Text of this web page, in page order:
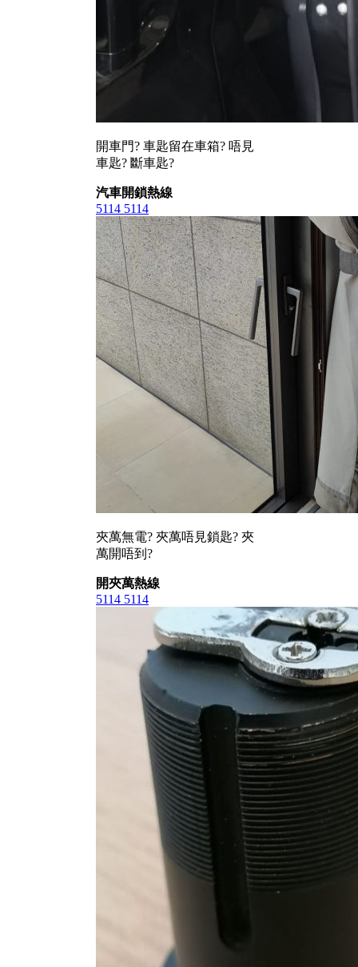
開車門? 車匙留在車箱? 唔見
車匙? 斷車匙?
汽車開鎖熱線
5114 5114
夾萬無電? 夾萬唔見鎖匙? 夾
萬開唔到?
開夾萬熱線
5114 5114